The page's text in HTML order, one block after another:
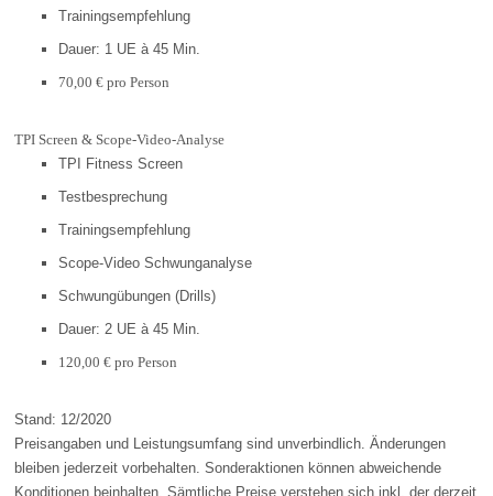
Trainingsempfehlung
Dauer: 1 UE à 45 Min.
70,00 € pro Person
TPI Screen & Scope-Video-Analyse
TPI Fitness Screen
Testbesprechung
Trainingsempfehlung
Scope-Video Schwunganalyse
Schwungübungen (Drills)
Dauer: 2 UE à 45 Min.
120,00 € pro Person
Stand: 12/2020
Preisangaben und Leistungsumfang sind unverbindlich. Änderungen
bleiben jederzeit vorbehalten. Sonderaktionen können abweichende
Konditionen beinhalten. Sämtliche Preise verstehen sich inkl. der derzeit